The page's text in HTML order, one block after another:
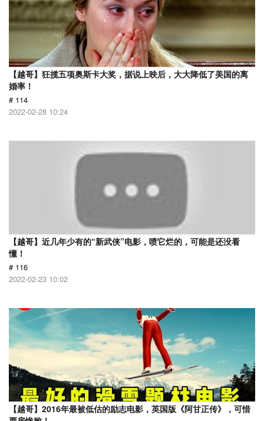
【越哥】狂揽五项奥斯卡大奖，据说上映后，大大降低了美国的离
婚率！
# 114
2022-02-28 10:24
【越哥】近几年少有的“新武侠”电影，喷它烂的，可能是还没看
懂！
# 116
2022-02-23 10:02
【越哥】2016年最被低估的励志电影，英国版《阿甘正传》，可惜